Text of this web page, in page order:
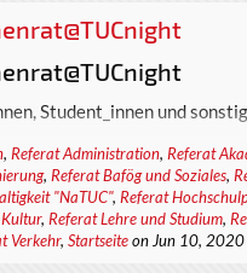
, Referat Administration, Referat
, Referat Bafög und Soziales,
"NaTUC", Referat
, Referat Lehre und Studium,
Verkehr, Startseiteon Jun 10, 2020
Student_innen und
am Dienstag, den
Runde voller Spaß und auch
eine lustige Bingo
und die Uni. Darüber